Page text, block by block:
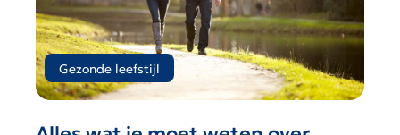
Gezonde leefstijl